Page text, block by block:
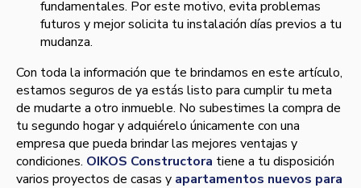
fundamentales. Por este motivo, evita problemas
futuros y mejor solicita tu instalación días previos a tu
mudanza.
Con toda la información que te brindamos en este artículo,
estamos seguros de ya estás listo para cumplir tu meta
de mudarte a otro inmueble. No subestimes la compra de
tu segundo hogar y adquiérelo únicamente con una
empresa que pueda brindar las mejores ventajas y
condiciones. OIKOS Constructora tiene a tu disposición
varios proyectos de casas y apartamentos nuevos para